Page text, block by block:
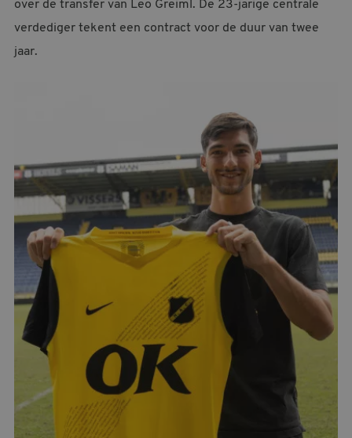
CONTACT
over de transfer van Leo Greiml. De 23-jarige centrale
verdediger tekent een contract voor de duur van twee
jaar.